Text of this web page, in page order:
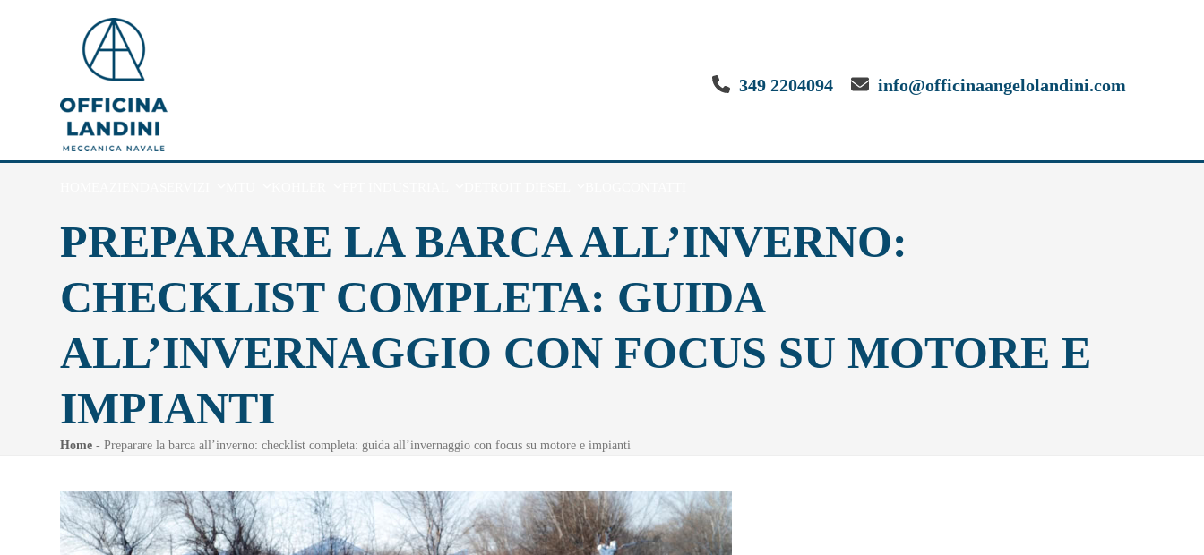
349 2204094 info@officinaangelolandini.com
PREPARARE LA BARCA ALL’INVERNO:
CHECKLIST COMPLETA: GUIDA
ALL’INVERNAGGIO CON FOCUS SU MOTORE E
IMPIANTI
Home -Preparare la barca all’inverno: checklist completa: guida all’invernaggio con focus su motore e impianti